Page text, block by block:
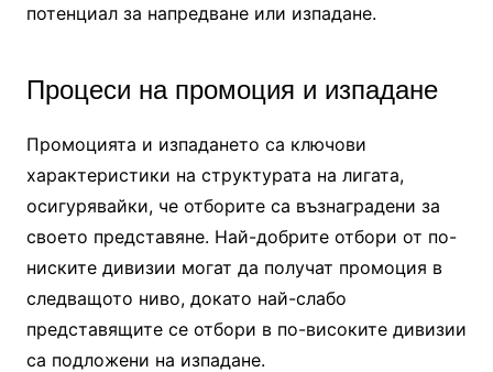
потенциал за напредване или изпадане.
Процеси на промоция и изпадане
Промоцията и изпадането са ключови
характеристики на структурата на лигата,
осигурявайки, че отборите са възнаградени за
своето представяне. Най-добрите отбори от по-
ниските дивизии могат да получат промоция в
следващото ниво, докато най-слабо
представящите се отбори в по-високите дивизии
са подложени на изпадане.